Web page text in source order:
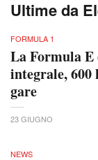
Ultime da
FORMULA 1
La Formula E
integrale, 600
gare
23 GIUGNO
NEWS